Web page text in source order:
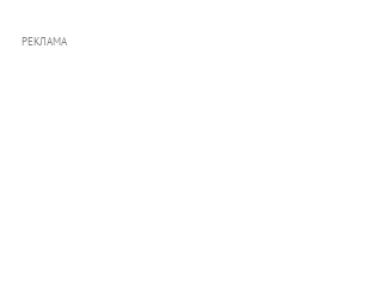
РЕКЛАМА